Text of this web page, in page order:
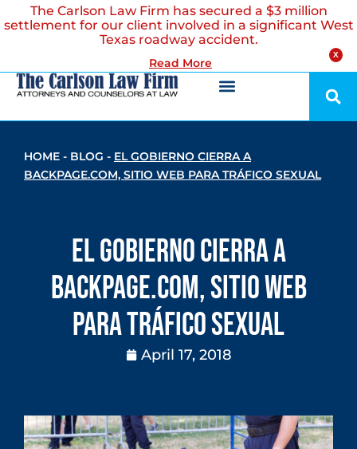
X
The Carlson Law Firm has secured a $3 million
settlement for our client involved in a significant West
Texas roadway accident.
Read More
HOME - BLOG - EL GOBIERNO CIERRA A
BACKPAGE.COM, SITIO WEB PARA TRÁFICO SEXUAL
El Gobierno Cierra A
Backpage.com, Sitio Web
Para Tráfico Sexual
April 17, 2018